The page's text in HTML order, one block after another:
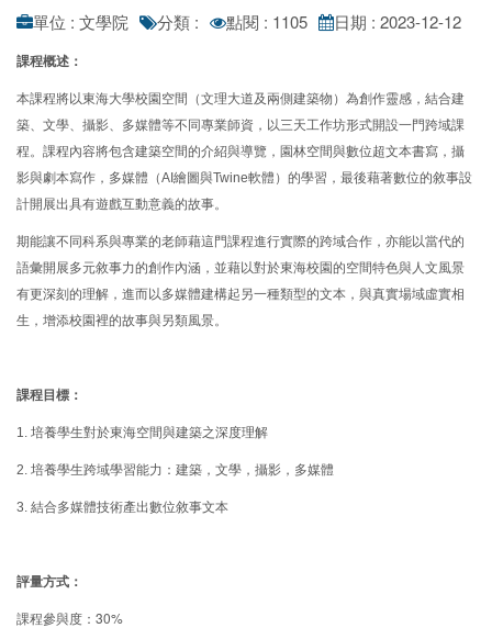
單位 : 文學院 分類 : 點閱 : 1105 日期 : 2023-12-12
課程概述：
本課程將以東海大學校園空間（文理大道及兩側建築物）為創作靈感，結合建
築、文學、攝影、多媒體等不同專業師資，以三天工作坊形式開設一門跨域課
程。課程內容將包含建築空間的介紹與導覽，園林空間與數位超文本書寫，攝
影與劇本寫作，多媒體（AI繪圖與Twine軟體）的學習，最後藉著數位的敘事設
計開展出具有遊戲互動意義的故事。
期能讓不同科系與專業的老師藉這門課程進行實際的跨域合作，亦能以當代的
語彙開展多元敘事力的創作內涵，並藉以對於東海校園的空間特色與人文風景
有更深刻的理解，進而以多媒體建構起另一種類型的文本，與真實場域虛實相
生，增添校園裡的故事與另類風景。
課程目標：
1. 培養學生對於東海空間與建築之深度理解
2. 培養學生跨域學習能力：建築，文學，攝影，多媒體
3. 結合多媒體技術產出數位敘事文本
評量方式：
課程參與度：30%